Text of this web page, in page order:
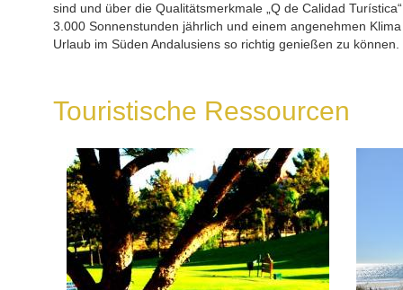
sind und über die Qualitätsmerkmale „Q de Calidad
3.000 Sonnenstunden jährlich und einem angenehmen
Urlaub im Süden Andalusiens so richtig genießen zu können.
Touristische Ressourcen